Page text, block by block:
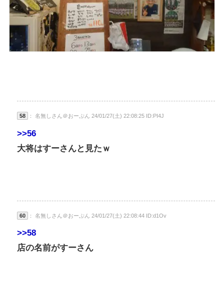
58 ： 名無しさん＠おーぷん 24/01/27(土) 22:08:25 ID:PI4J
>>56
大将はすーさんと見たｗ
60 ： 名無しさん＠おーぷん 24/01/27(土) 22:08:44 ID:d1Ov
>>58
店の名前がすーさん